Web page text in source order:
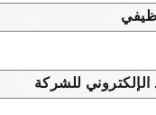
الإلكتروني للشركة